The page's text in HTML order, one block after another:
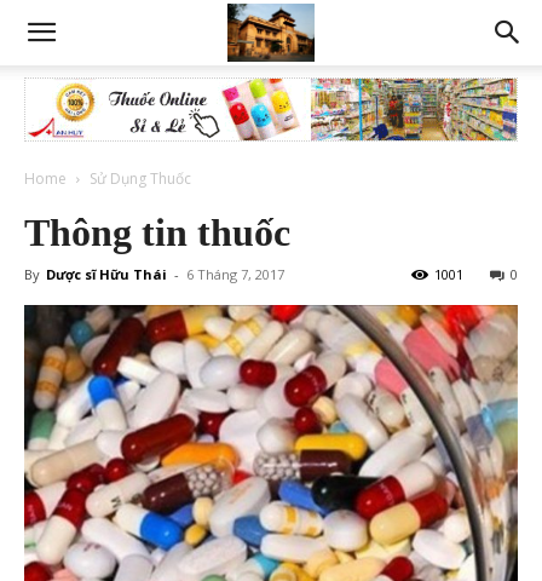
Home Sử Dụng Thuốc
Thông tin thuốc
By Dược sĩ Hữu Thái - 6 Tháng 7, 2017 0
1001